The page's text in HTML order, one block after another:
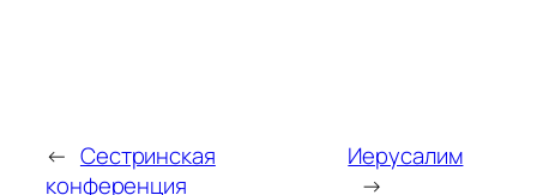
← Сестринская
конференция
Иерусалим
→